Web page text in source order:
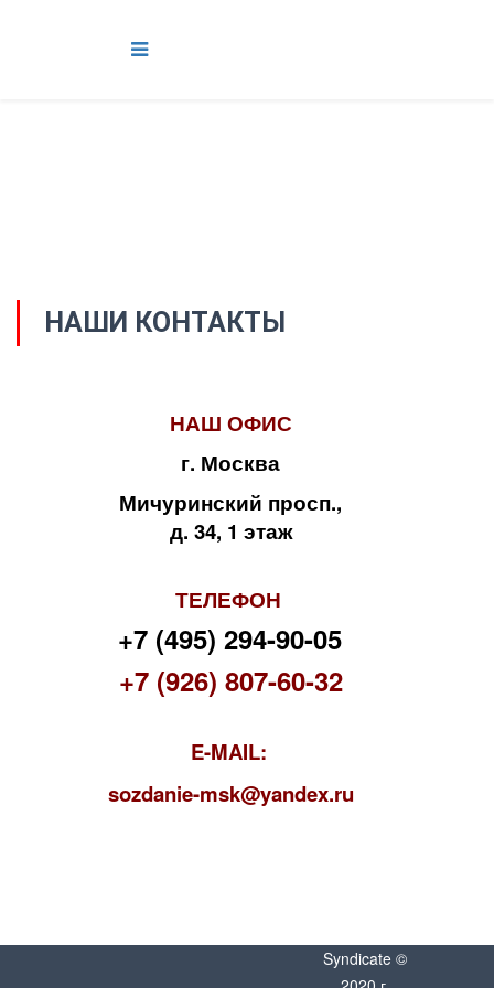
НАШИ КОНТАКТЫ
НАШ ОФИС
г. Москва
Мичуринский просп.,
д. 34, 1 этаж
ТЕЛЕФОН
+7 (495) 294-90-05
+7 (926) 807-60-32
E-MAIL:
sozdanie-msk@yandex.ru
Syndicate ©